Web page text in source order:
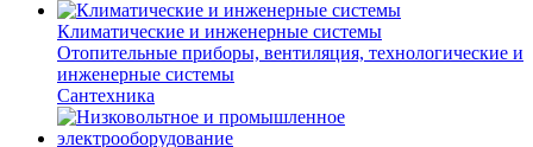
Климатические и инженерные системы
Отопительные приборы, вентиляция, технологические и
инженерные системы
Сантехника